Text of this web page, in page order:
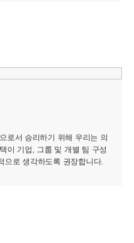
로서 승리하기 위해 우리는 의
이 기업, 그룹 및 개별 팀 구성
으로 생각하도록 권장합니다.